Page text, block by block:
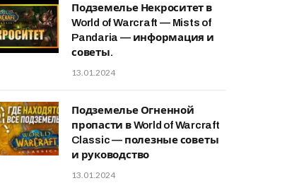
Подземелье Некроситет в
World of Warcraft — Mists of
Pandaria — информация и
советы.
13.01.2024
Подземелье Огненной
пропасти в World of Warcraft
Classic — полезные советы
и руководство
13.01.2024